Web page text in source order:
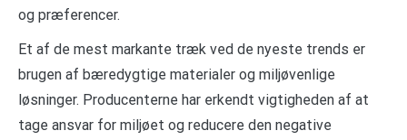
og præferencer.
Et af de mest markante træk ved de nyeste trends er
brugen af bæredygtige materialer og miljøvenlige
løsninger. Producenterne har erkendt vigtigheden af at
tage ansvar for miljøet og reducere den negative